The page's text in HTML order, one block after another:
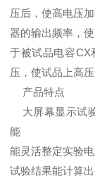
压后，使高电压
器的输出频率，
于被试品电容CX
压，使试品上高
产品特点
大屏幕显示试
能
能灵活整定实验
试验结果能计算